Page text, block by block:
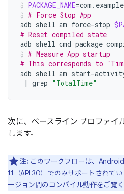
PACKAGE_NAME=
# Force Stop App
adb shell am force-stop
# Reset compiled state
adb shell cmd package
# Measure App startup
# This corresponds to
adb shell am start-
|
grep "TotalTime"
次に、ベースライン プロファイ
します。
注: このワークフローは、
11（API 30）でのみサポートされてい
ージョン間のコンパイル動作をご覧く